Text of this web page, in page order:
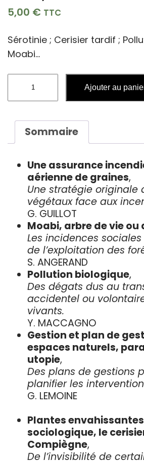
5,00 € TTC
Sérotinie ; Cerisier tardif ;
Moabi…
quantité
n°70,
2005
Ajouter au
Sommaire
Une assurance
aérienne de graines,
Une stratégie originale
végétaux face aux
G. GUILLOT
Moabi, arbre de vie ou
Les incidences
de l’exploitation des
S. ANGERAND
Pollution biologique,
Des dégats dus au
accidentel ou
vivants.
Y. MACCAGNO
Gestion et plan de
espaces naturels,
utopie,
Des plans de gestions
planifier les
G. LEMOINE
Plantes
sociologique, le
Compiègne,
De l’invisibilité de